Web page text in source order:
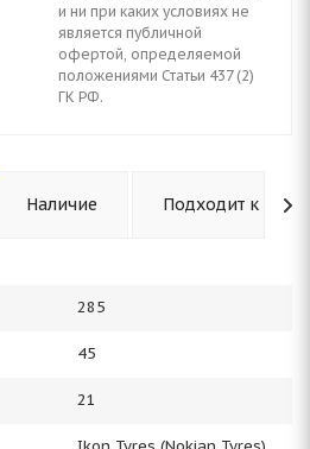
и ни при каких условиях не
является публичной
офертой, определяемой
положениями Статьи 437 (2)
ГК РФ.
Наличие Подходит к авто
285
45
21